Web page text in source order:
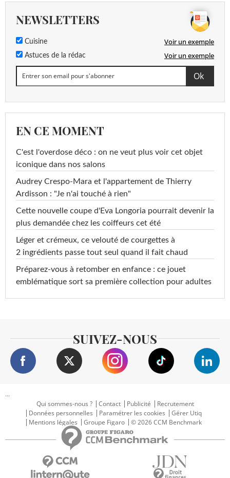
NEWSLETTERS
Cuisine Voir un exemple
Astuces de la rédac Voir un exemple
EN CE MOMENT
C'est l'overdose déco : on ne veut plus voir cet objet
iconique dans nos salons
Audrey Crespo-Mara et l'appartement de Thierry
Ardisson : "Je n'ai touché à rien"
Cette nouvelle coupe d'Eva Longoria pourrait devenir la
plus demandée chez les coiffeurs cet été
Léger et crémeux, ce velouté de courgettes à
2 ingrédients passe tout seul quand il fait chaud
Préparez-vous à retomber en enfance : ce jouet
emblématique sort sa première collection pour adultes
SUIVEZ-NOUS
...
Qui sommes-nous ?
Contact Publicité
Recrutement
Données personnelles
Paramétrer les cookies
Gérer Utiq
Mentions légales
Groupe Figaro © 2026 CCM Benchmark